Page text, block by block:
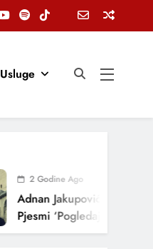
Usluge
2 Godine Ago
Adnan Jakupović Donosi
Pjesmi ‘Pogledaj Me’